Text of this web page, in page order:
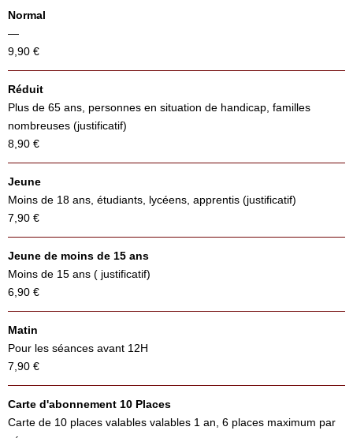
Normal
—
9,90 €
Réduit
Plus de 65 ans, personnes en situation de handicap, familles
nombreuses (justificatif)
8,90 €
Jeune
Moins de 18 ans, étudiants, lycéens, apprentis (justificatif)
7,90 €
Jeune de moins de 15 ans
Moins de 15 ans ( justificatif)
6,90 €
Matin
Pour les séances avant 12H
7,90 €
Carte d'abonnement 10 Places
Carte de 10 places valables valables 1 an, 6 places maximum par